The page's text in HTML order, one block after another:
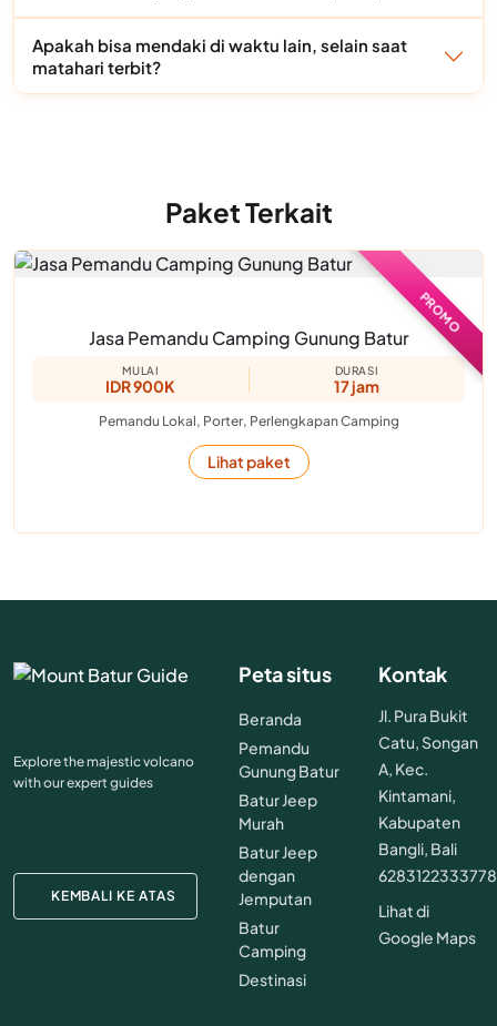
Apakah bisa mendaki di waktu lain, selain saat
matahari terbit?
Paket Terkait
Jasa Pemandu Camping Gunung Batur
MULAI
IDR 900K
DURASI
17 jam
Pemandu Lokal, Porter, Perlengkapan Camping
Lihat paket
PROMO
Explore the majestic volcano
with our expert guides
KEMBALI KE ATAS
Peta situs
Beranda
Pemandu
Gunung Batur
Batur Jeep
Murah
Batur Jeep
dengan
Jemputan
Batur
Camping
Destinasi
Kontak
Jl. Pura Bukit
Catu, Songan
A, Kec.
Kintamani,
Kabupaten
Bangli, Bali
6283122333778
Lihat di
Google Maps